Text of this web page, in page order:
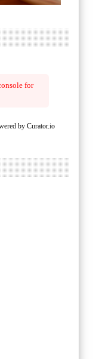
for
by Curator.io